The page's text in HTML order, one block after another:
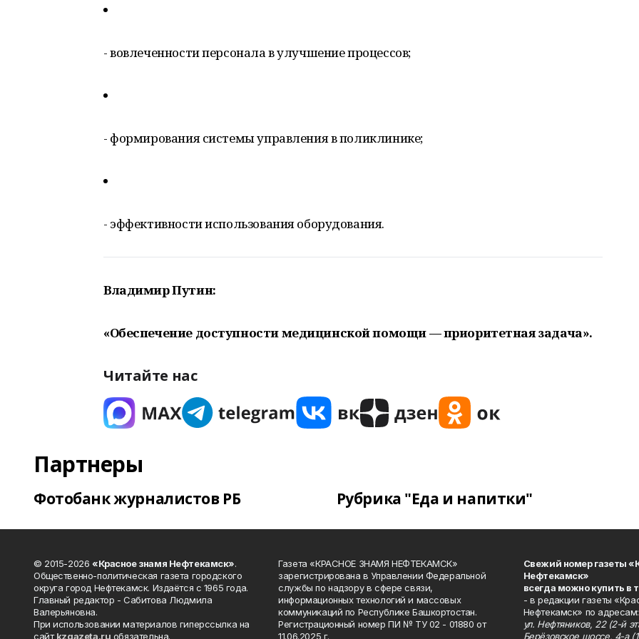
- вовлеченности персонала в улучшение процессов;
- формирования системы управления в поликлинике;
- эффективности использования оборудования.
Владимир Путин:
«Обеспечение доступности медицинской помощи — приоритетная задача».
Читайте нас
Партнеры
Фотобанк журналистов РБ Рубрика "Еда и напитки"
© 2015-2026 «Красное знамя Нефтекамск».
Общественно-политическая газета городского
округа город Нефтекамск. Издаётся с 1965 года.
Главный редактор - Сабитова Людмила
Валерьяновна.
При использовании материалов гиперссылка на
сайтkzgazeta.ru обязательна.
Газета «КРАСНОЕ ЗНАМЯ НЕФТЕКАМСК»
зарегистрирована в Управлении Федеральной
службы по надзору в сфере связи,
информационных технологий и массовых
коммуникаций по Республике Башкортостан.
Регистрационный номер ПИ № ТУ 02 - 01880 от
11.06.2025 г.
Свежий номер газеты
Нефтекамск»
всегда можно купить в
- в редакции газеты
Нефтекамск» по адресам:
ул. Нефтяников, 22 (2-й
Берёзовское шоссе, 4-а